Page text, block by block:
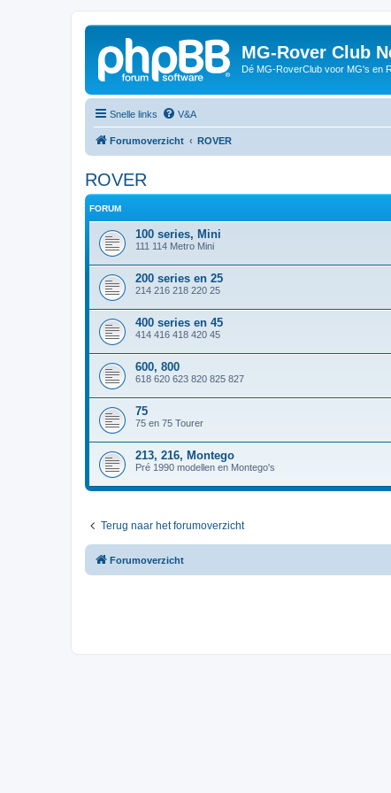
MG-Rover Club
Dé MG-RoverClub voor MG's en
Snelle links V&A
Forumoverzicht ROVER
ROVER
FORUM
100 series, Mini
111 114 Metro Mini
200 series en 25
214 216 218 220 25
400 series en 45
414 416 418 420 45
600, 800
618 620 623 820 825 827
75
75 en 75 Tourer
213, 216, Montego
Pré 1990 modellen en Montego's
Terug naar het forumoverzicht
Forumoverzicht